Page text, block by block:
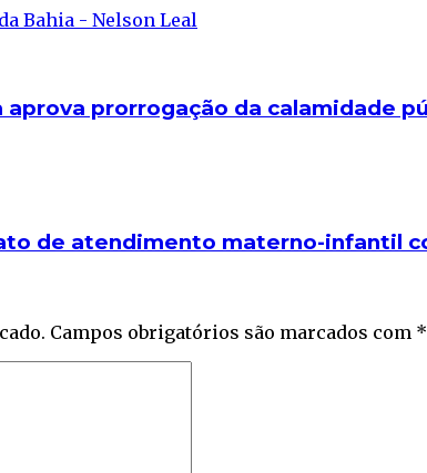
prorrogação da calamidade
de atendimento materno-infantil
Campos obrigatórios são marcados com *